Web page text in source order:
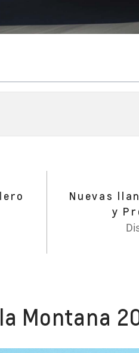
Nuevas
y
Montana